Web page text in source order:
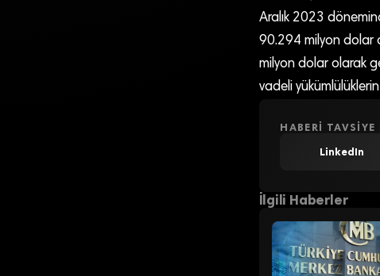
Aralık 2023
90.294 milyon dolar
milyon dolar olarak
vadeli
HABERI TAVSIYE
LinkedIn
İlgili Haberler